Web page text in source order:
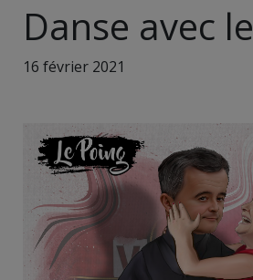
Danse avec
16 février 2021